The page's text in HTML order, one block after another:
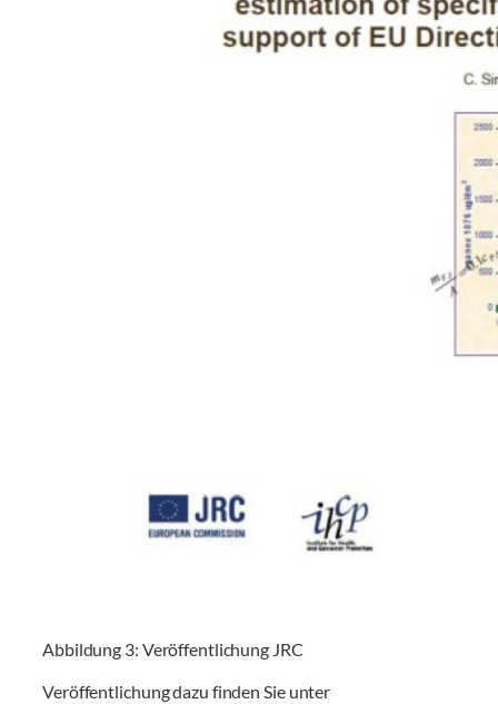
Abbildung 3: Veröffentlichung JRC
Veröffentlichung dazu finden Sie unter